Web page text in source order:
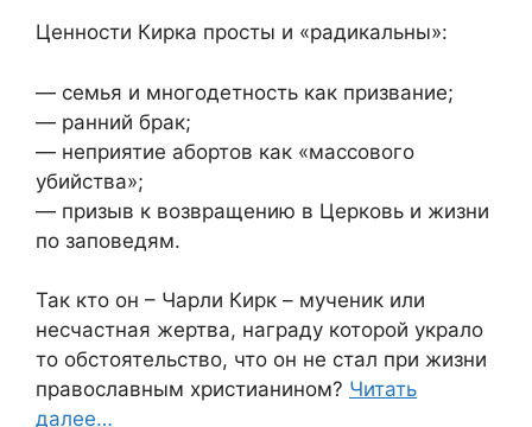
Ценности Кирка просты и «радикальны»:
— семья и многодетность как призвание;
— ранний брак;
— неприятие абортов как «массового
убийства»;
— призыв к возвращению в Церковь и жизни
по заповедям.
Так кто он – Чарли Кирк – мученик или
несчастная жертва, награду которой украло
то обстоятельство, что он не стал при жизни
православным христианином? Читать
далее…